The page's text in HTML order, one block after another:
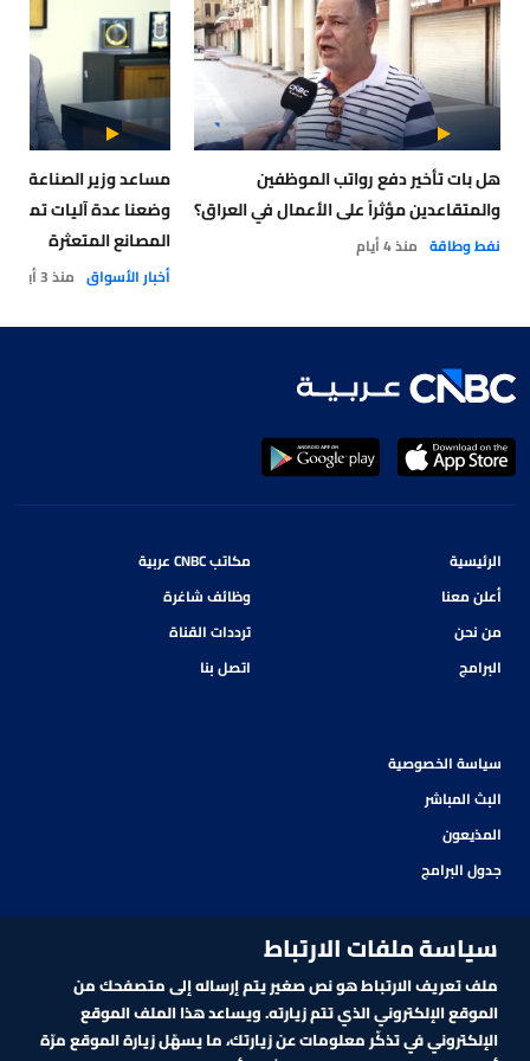
هل بات تأخير دفع رواتب الموظفين
والمتقاعدين مؤثراً على الأعمال في العراق؟
نفط وطاقة منذ 4 أيام
وضعنا عدة آليات
المصانع المتعثرة
أخبار الأسواق منذ 3 أيام
الرئيسية
أعلن معنا
من نحن
البرامج
مكاتب CNBC عربية
وظائف شاغرة
ترددات القناة
اتصل بنا
سياسة الخصوصية
البث المباشر
المذيعون
جدول البرامج
سياسة ملفات الارتباط
ملف تعريف الارتباط هو نص صغير يتم إرساله إلى متصفحك من
الموقع الإلكتروني الذي تتم زيارته. ويساعد هذا الملف الموقع
الإلكتروني في تذكّر معلومات عن زيارتك، ما يسهّل زيارة الموقع مرّة